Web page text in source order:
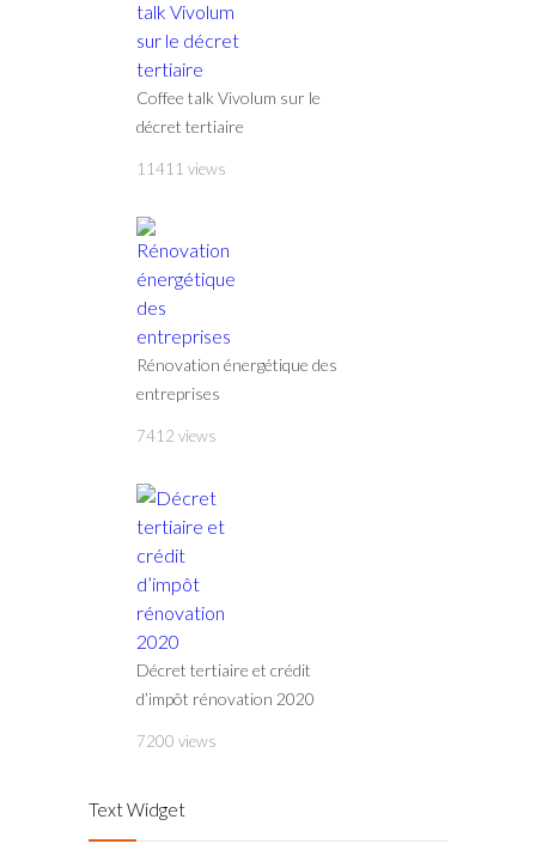
Coffee talk Vivolum sur le
décret tertiaire
11411 views
Rénovation énergétique des
entreprises
7412 views
Décret tertiaire et crédit
d’impôt rénovation 2020
7200 views
Text Widget